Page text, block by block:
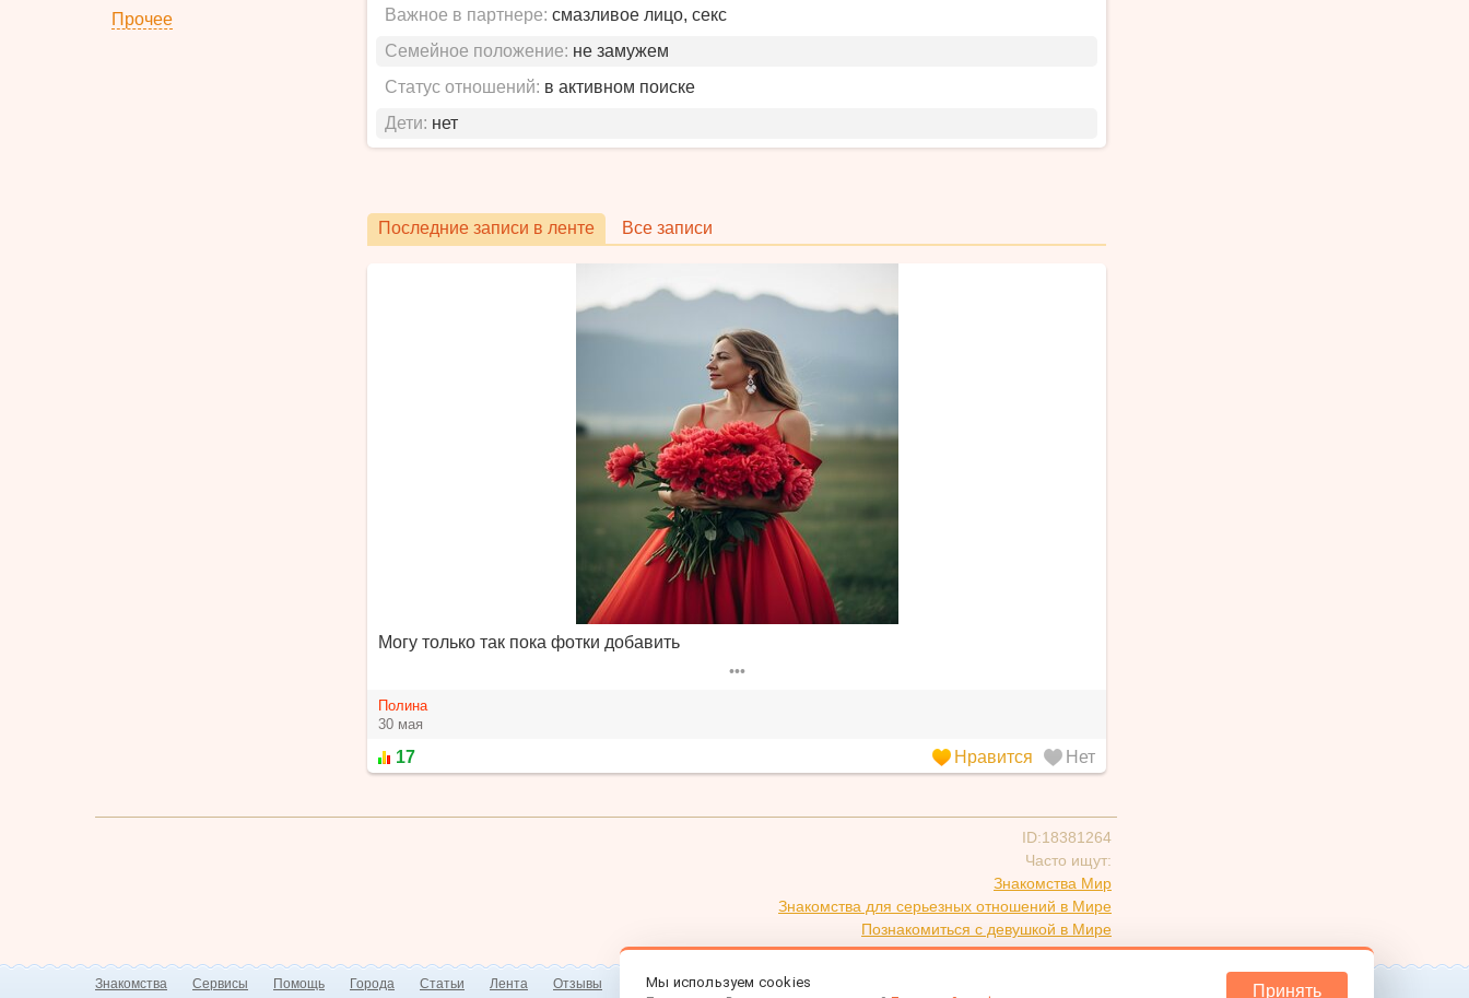
Прочее
Важное в партнере: смазливое лицо, секс
Семейное положение: не замужем
Статус отношений: в активном поиске
Дети: нет
Последние записи в ленте Все записи
Могу только так пока фотки добавить
•••
Полина
30 мая
17 Нравится Нет
ID:18381264
Часто ищут:
Знакомства Мир
Знакомства для серьезных отношений в Мире
Познакомиться с девушкой в Мире
Знакомства Сервисы Помощь Города Статьи Лента Отзывы Мобильная версия Знакомства для Android/iOS
Мы используем cookies Принять